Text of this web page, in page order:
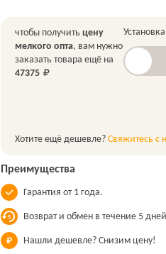
чтобы получить цену
мелкого опта, вам нужно
заказать товара ещё на
47375
Установка
Хотите ещё дешевле? Свяжитесь с
Преимущества
Гарантия от 1 года.
Возврат и обмен в течение 5
Нашли дешевле? Снизим цену!